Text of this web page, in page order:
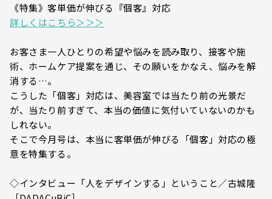
《特集》客単価が伸びる『個客』対応
詳しくはこちら＞＞＞
お客さま一人ひとりの希望や悩みを読み取り、接客や施
術、ホームケア提案を通じ、その願いをかなえ、悩みを解
消する…。
こうした「個客」対応は、美容室では当たり前の光景だ
が、当たり前すぎて、本当の価値に気付いていないのかも
しれない。
そこで今月号は、本当に客単価が伸びる「個客」対応の極
意を特集する。
◇インタビュー「人をデザインする」ということ／古城隆